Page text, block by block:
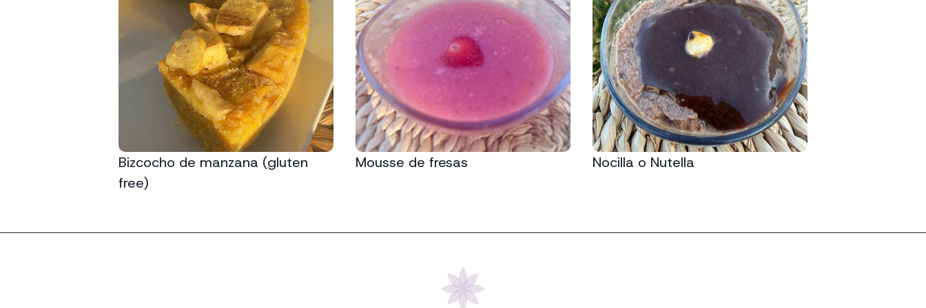
Bizcocho de manzana (gluten
free)
Mousse de fresas Nocilla o Nutella